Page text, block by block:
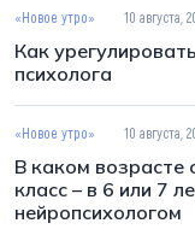
«Новое утро» 10 августа,
Как
психолога
«Новое утро» 10 августа,
В каком возрасте
класс – в 6 или 7
нейропсихологом